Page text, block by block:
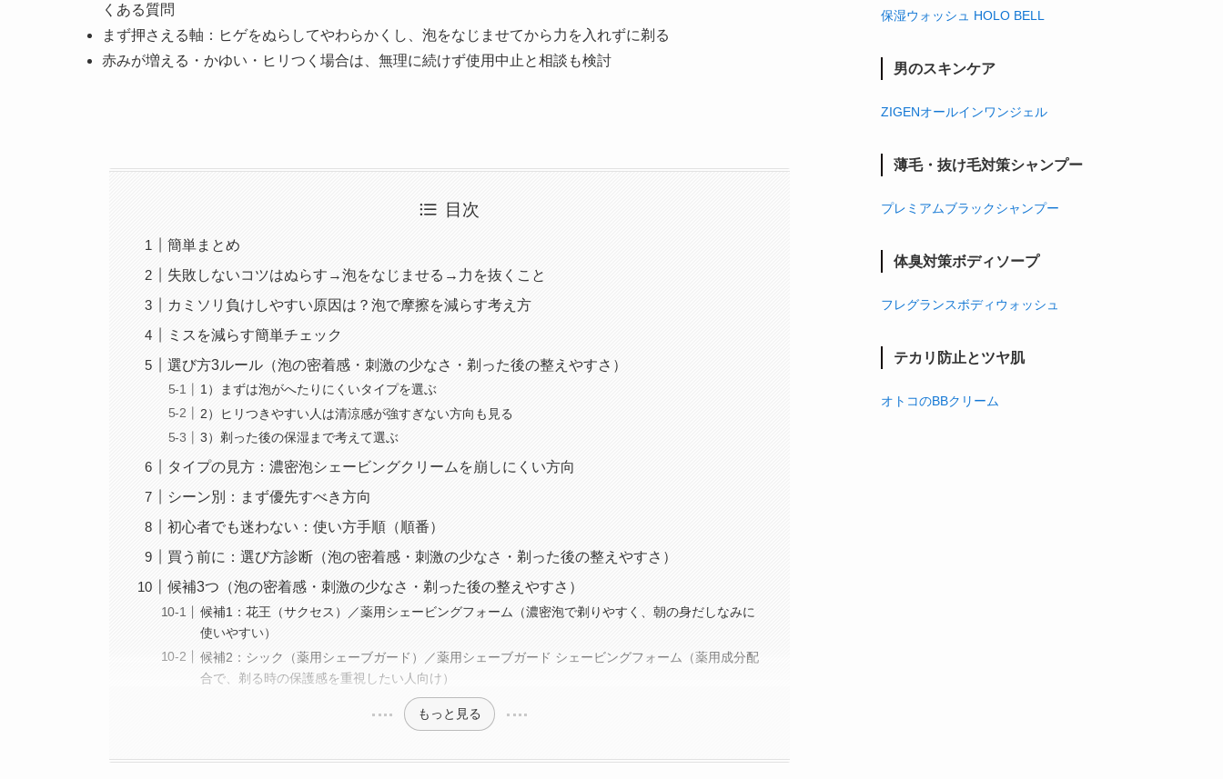
くある質問
まず押さえる軸：ヒゲをぬらしてやわらかくし、泡をなじませてから力を入れずに剃る
赤みが増える・かゆい・ヒリつく場合は、無理に続けず使用中止と相談も検討
目次
簡単まとめ
失敗しないコツはぬらす→泡をなじませる→力を抜くこと
カミソリ負けしやすい原因は？泡で摩擦を減らす考え方
ミスを減らす簡単チェック
選び方3ルール（泡の密着感・刺激の少なさ・剃った後の整えやすさ）
1）まずは泡がへたりにくいタイプを選ぶ
2）ヒリつきやすい人は清涼感が強すぎない方向も見る
3）剃った後の保湿まで考えて選ぶ
タイプの見方：濃密泡シェービングクリームを崩しにくい方向
シーン別：まず優先すべき方向
初心者でも迷わない：使い方手順（順番）
買う前に：選び方診断（泡の密着感・刺激の少なさ・剃った後の整えやすさ）
候補3つ（泡の密着感・刺激の少なさ・剃った後の整えやすさ）
候補1：花王（サクセス）／薬用シェービングフォーム（濃密泡で剃りやすく、朝の身だしなみに
使いやすい）
候補2：シック（薬用シェーブガード）／薬用シェーブガード シェービングフォーム（薬用成分配
合で、剃る時の保護感を重視したい人向け）
もっと見る
保湿ウォッシュ HOLO BELL
男のスキンケア
ZIGENオールインワンジェル
薄毛・抜け毛対策シャンプー
プレミアムブラックシャンプー
体臭対策ボディソープ
フレグランスボディウォッシュ
テカリ防止とツヤ肌
オトコのBBクリーム